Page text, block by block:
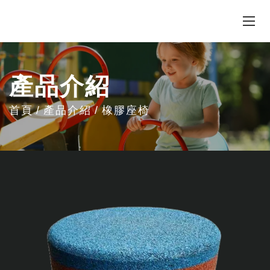
產品介紹
首頁 產品介紹 橡膠座椅